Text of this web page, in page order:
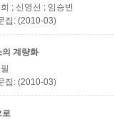
; 신영선 ; 임승빈
집: (2010-03)
계량화
집: (2010-03)
로